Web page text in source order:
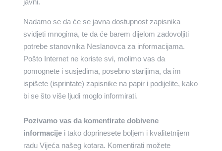
javni.
Nadamo se da će se javna dostupnost zapisnika
svidjeti mnogima, te da će barem dijelom zadovoljiti
potrebe stanovnika Neslanovca za informacijama.
Pošto Internet ne koriste svi, molimo vas da
pomognete i susjedima, posebno starijima, da im
ispišete (isprintate) zapisnike na papir i podijelite, kako
bi se što više ljudi moglo informirati.
Pozivamo vas da komentirate dobivene
informacijei tako doprinesete boljem i kvalitetnijem
radu Vijeća našeg kotara. Komentirati možete